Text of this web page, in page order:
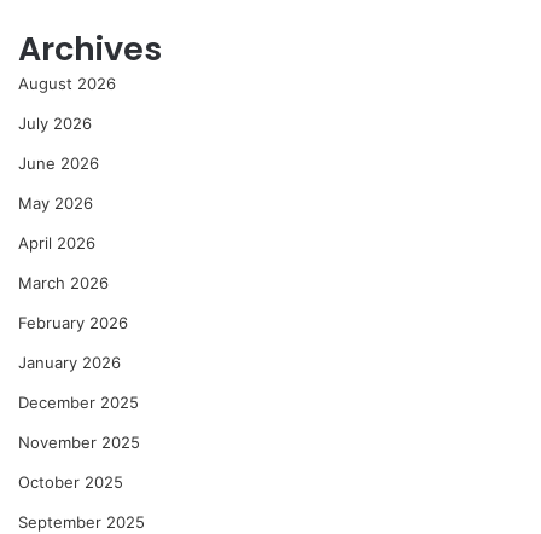
Archives
August 2026
July 2026
June 2026
May 2026
April 2026
March 2026
February 2026
January 2026
December 2025
November 2025
October 2025
September 2025